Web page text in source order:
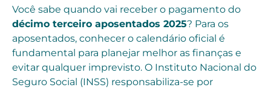
Você sabe quando vai receber o pagamento do
décimo terceiro aposentados 2025? Para os
aposentados, conhecer o calendário oficial é
fundamental para planejar melhor as finanças e
evitar qualquer imprevisto. O Instituto Nacional do
Seguro Social (INSS) responsabiliza-se por